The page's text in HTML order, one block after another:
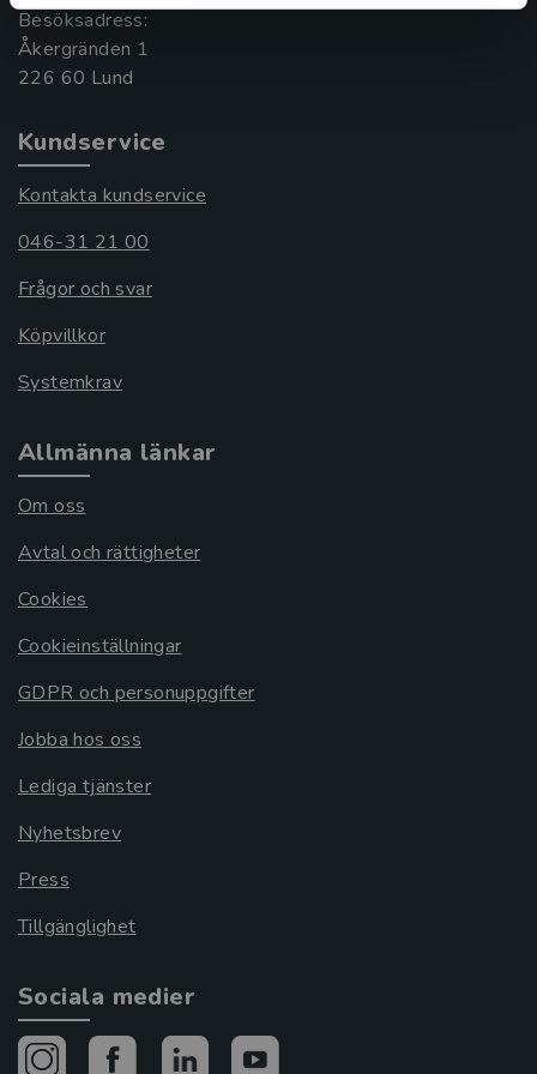
Besöksadress:
Åkergränden 1
Kundservice
Kontakta kundservice
046-31 21 00
Frågor och svar
Köpvillkor
Systemkrav
Allmänna länkar
Om oss
Avtal och rättigheter
Cookies
Cookieinställningar
GDPR och personuppgifter
Jobba hos oss
Lediga tjänster
Nyhetsbrev
Press
Tillgänglighet
Sociala medier